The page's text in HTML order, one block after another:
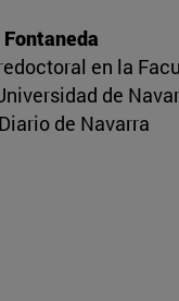
en la
de
Diario de Navarra